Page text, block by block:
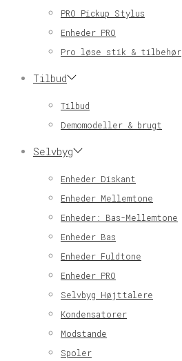
PRO Pickup Stylus
Enheder PRO
Pro løse stik & tilbehør
Tilbud
Tilbud
Demomodeller & brugt
Selvbyg
Enheder Diskant
Enheder Mellemtone
Enheder: Bas-Mellemtone
Enheder Bas
Enheder Fuldtone
Enheder PRO
Selvbyg Højttalere
Kondensatorer
Modstande
Spoler